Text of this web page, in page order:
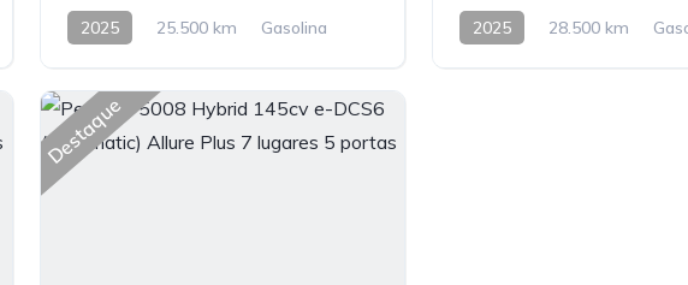
2025 25.500 km
Gasolina
2025 28.500 km
Destaque